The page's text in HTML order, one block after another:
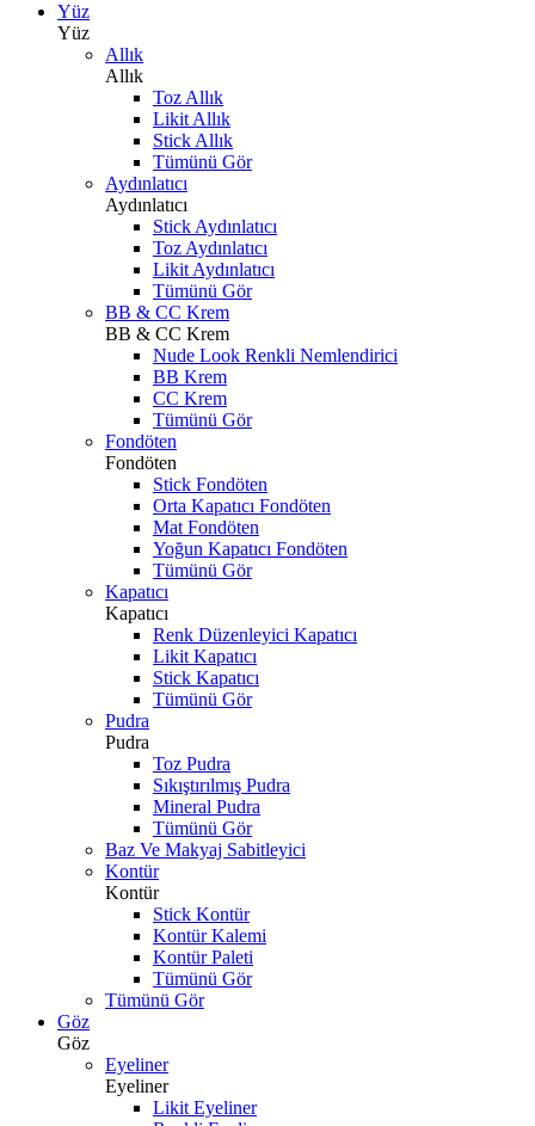
Yüz
Yüz
Allık
Allık
Toz Allık
Likit Allık
Stick Allık
Tümünü Gör
Aydınlatıcı
Aydınlatıcı
Stick Aydınlatıcı
Toz Aydınlatıcı
Likit Aydınlatıcı
Tümünü Gör
BB & CC Krem
BB & CC Krem
Nude Look Renkli Nemlendirici
BB Krem
CC Krem
Tümünü Gör
Fondöten
Fondöten
Stick Fondöten
Orta Kapatıcı Fondöten
Mat Fondöten
Yoğun Kapatıcı Fondöten
Tümünü Gör
Kapatıcı
Kapatıcı
Renk Düzenleyici Kapatıcı
Likit Kapatıcı
Stick Kapatıcı
Tümünü Gör
Pudra
Pudra
Toz Pudra
Sıkıştırılmış Pudra
Mineral Pudra
Tümünü Gör
Baz Ve Makyaj Sabitleyici
Kontür
Kontür
Stick Kontür
Kontür Kalemi
Kontür Paleti
Tümünü Gör
Tümünü Gör
Göz
Göz
Eyeliner
Eyeliner
Likit Eyeliner